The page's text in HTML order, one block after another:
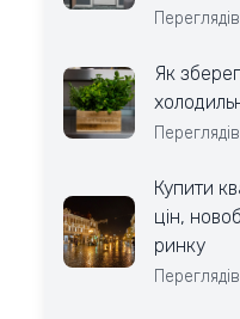
Як
Купити
цін,
ринку